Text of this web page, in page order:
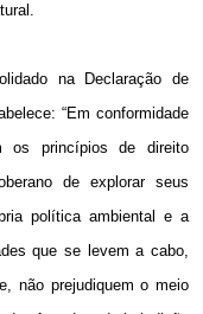
na Declaração de
“Em conformidade
os princípios de direito
de explorar seus
política ambiental e a
que se levem a cabo,
não prejudiquem o meio